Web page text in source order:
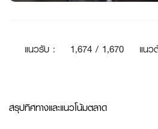
แนวรับ: 1,674 / 1,670 แนว
สรุปทิศทางและแนวโน้มตลาด